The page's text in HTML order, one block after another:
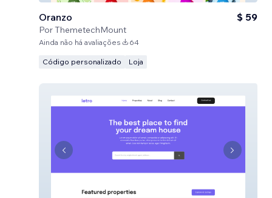
Oranzo
PorThemetechMount
$ 59
Ainda não há avaliações 64
Código personalizado Loja